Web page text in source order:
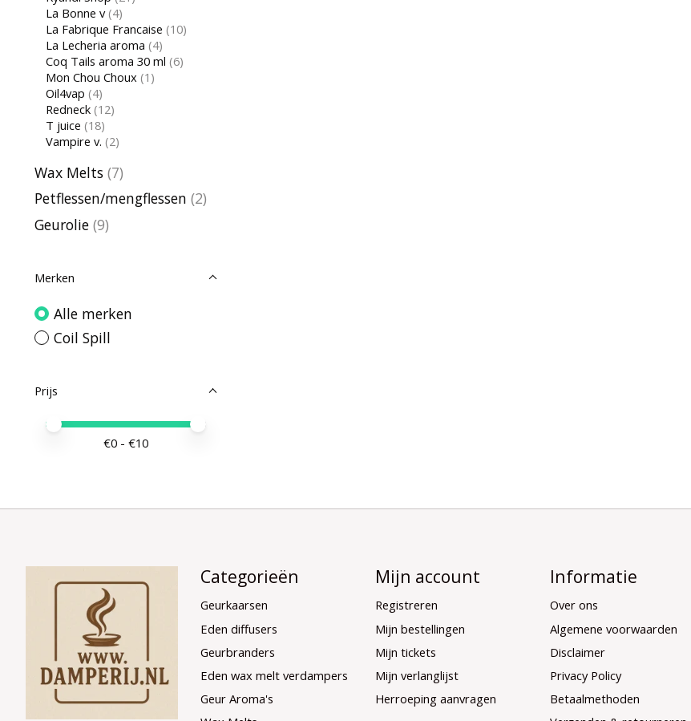
La Bonne v (4)
La Fabrique Francaise (10)
La Lecheria aroma (4)
Coq Tails aroma 30 ml (6)
Mon Chou Choux (1)
Oil4vap (4)
Redneck (12)
T juice (18)
Vampire v. (2)
Wax Melts (7)
Petflessen/mengflessen (2)
Geurolie (9)
Merken
Alle merken
Coil Spill
Prijs
Minimale prijswaarde
Price maximum value
€0 - €10
Categorieën
Geurkaarsen
Eden diffusers
Geurbranders
Eden wax melt verdampers
Geur Aroma's
Mijn account
Registreren
Mijn bestellingen
Mijn tickets
Mijn verlanglijst
Herroeping aanvragen
Informatie
Over ons
Algemene voorwaarden
Disclaimer
Privacy Policy
Betaalmethoden